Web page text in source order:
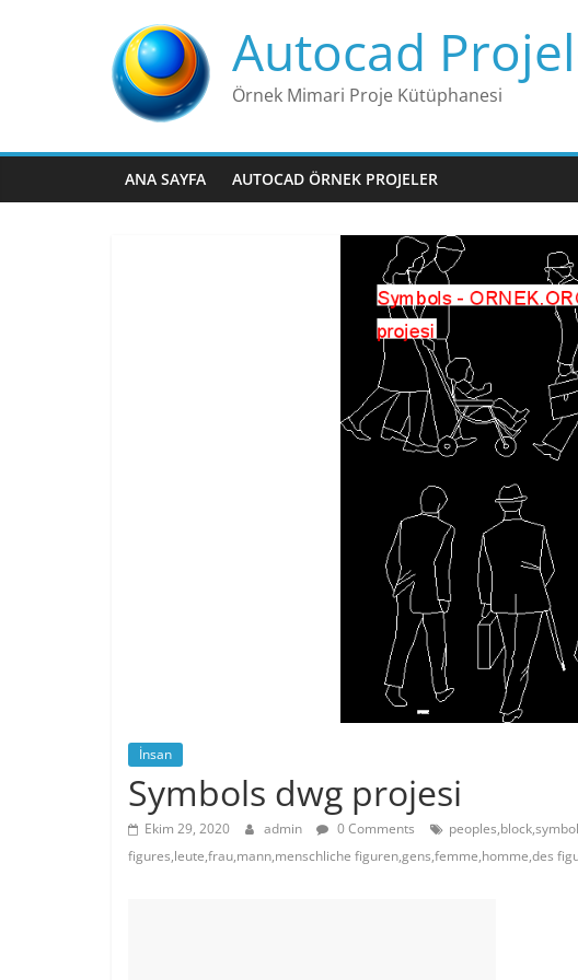
Autocad
Örnek Mimari Proje Kütüphanesi
ANA SAYFA AUTOCAD ÖRNEK PROJELER
İnsan
Symbols dwg projesi
Ekim 29, 2020 admin 0 Comments
figures,leute,frau,mann,menschliche figuren,gens,femme,homme,des